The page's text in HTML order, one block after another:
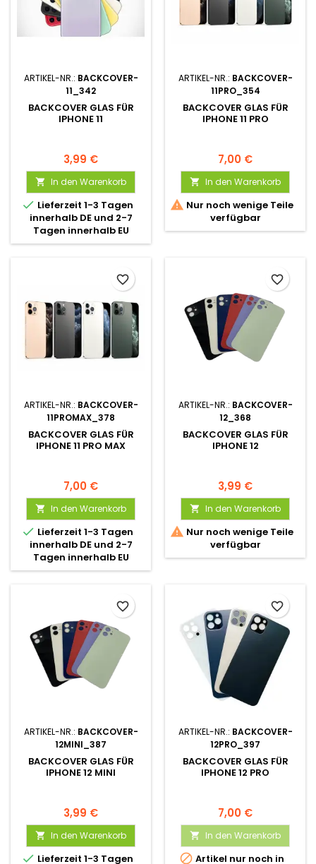
ARTIKEL-NR.: BACKCOVER-
11_342
BACKCOVER GLAS FÜR
IPHONE 11
3,99 €
 In den Warenkorb
 Lieferzeit 1-3 Tagen
innerhalb DE und 2-7
Tagen innerhalb EU
ARTIKEL-NR.: BACKCOVER-
11PRO_354
BACKCOVER GLAS FÜR
IPHONE 11 PRO
7,00 €
 In den Warenkorb
 Nur noch wenige Teile
verfügbar
ARTIKEL-NR.: BACKCOVER-
11PROMAX_378
BACKCOVER GLAS FÜR
IPHONE 11 PRO MAX
7,00 €
 In den Warenkorb
 Lieferzeit 1-3 Tagen
innerhalb DE und 2-7
Tagen innerhalb EU
favorite_border
ARTIKEL-NR.: BACKCOVER-
12_368
BACKCOVER GLAS FÜR
IPHONE 12
3,99 €
 In den Warenkorb
 Nur noch wenige Teile
verfügbar
favorite_border
ARTIKEL-NR.: BACKCOVER-
12MINI_387
BACKCOVER GLAS FÜR
IPHONE 12 MINI
3,99 €
 In den Warenkorb
 Lieferzeit 1-3 Tagen
favorite_border
ARTIKEL-NR.: BACKCOVER-
12PRO_397
BACKCOVER GLAS FÜR
IPHONE 12 PRO
7,00 €
 In den Warenkorb
 Artikel nur noch in
favorite_border